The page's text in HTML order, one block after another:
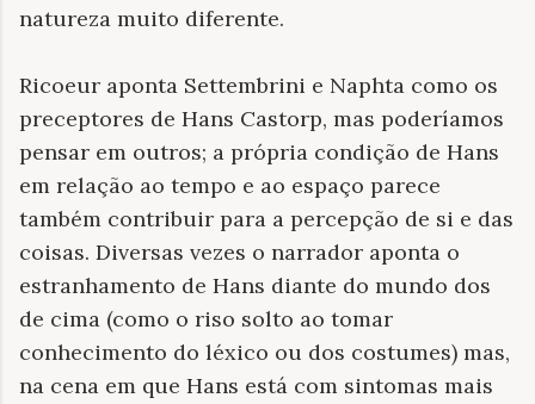
natureza muito diferente.
Ricoeur aponta Settembrini e Naphta como os
preceptores de Hans Castorp, mas poderíamos
pensar em outros; a própria condição de Hans
em relação ao tempo e ao espaço parece
também contribuir para a percepção de si e das
coisas. Diversas vezes o narrador aponta o
estranhamento de Hans diante do mundo dos
de cima (como o riso solto ao tomar
conhecimento do léxico ou dos costumes) mas,
na cena em que Hans está com sintomas mais